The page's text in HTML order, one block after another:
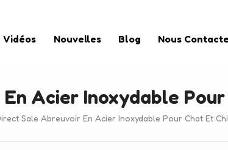
Vidéos Nouvelles Blog Nous
Acier Inoxydable
Sale Abreuvoir En Acier Inoxydable Pour Chat Et